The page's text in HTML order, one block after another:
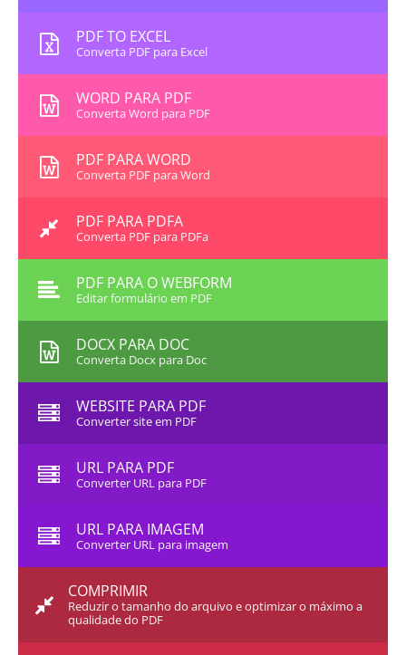
PDF TO EXCEL
Converta PDF para Excel
WORD PARA PDF
Converta Word para PDF
PDF PARA WORD
Converta PDF para Word
PDF PARA PDFA
Converta PDF para PDFa
PDF PARA O WEBFORM
Editar formulário em PDF
DOCX PARA DOC
Converta Docx para Doc
WEBSITE PARA PDF
Converter site em PDF
URL PARA PDF
Converter URL para PDF
URL PARA IMAGEM
Converter URL para imagem
COMPRIMIR
Reduzir o tamanho do arquivo e optimizar o máximo a
qualidade do PDF